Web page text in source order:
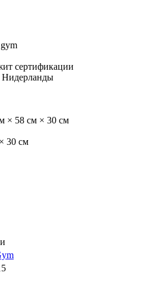
сертификации
Нидерланды
× 58 см × 30 см
30 см